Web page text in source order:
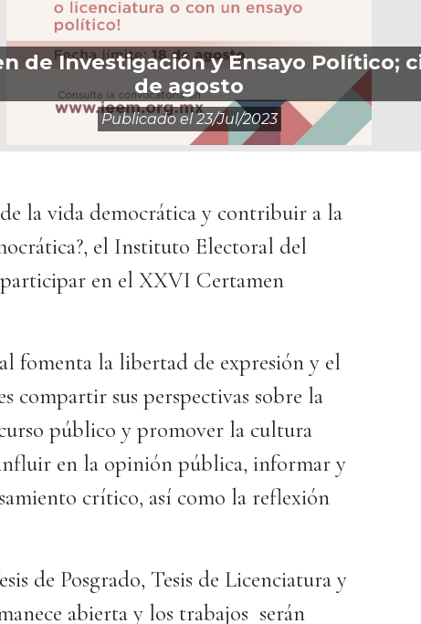
de Investigación y Ensayo Político;
de agosto
Publicado el23/jul/2023
la vida democrática y contribuir a la
el Instituto Electoral del
en el XXVI Certamen
fomenta la libertad de expresión y el
compartir sus perspectivas sobre la
público y promover la cultura
en la opinión pública, informar y
crítico, así como la reflexión
de Posgrado, Tesis de Licenciatura y
abierta y los trabajos serán